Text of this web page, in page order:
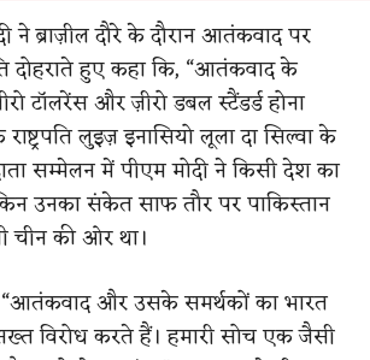
ने ब्राज़ील दौरे के दौरान आतंकवाद पर
दोहराते हुए कहा कि, “आतंकवाद के
टॉलरेंस और ज़ीरो डबल स्टैंडर्ड होना
राष्ट्रपति लुइज़ इनासियो लूला दा सिल्वा के
सम्मेलन में पीएम मोदी ने किसी देश का
उनका संकेत साफ तौर पर पाकिस्तान
की ओर था।
“आतंकवाद और उसके समर्थकों का भारत
विरोध करते हैं। हमारी सोच एक जैसी